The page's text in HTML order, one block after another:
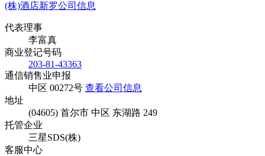
(株)酒店新罗公司信息
代表理事
李富真
商业登记号码
203-81-43363
通信销售业申报
中区 00272号 查看公司信息
地址
(04605) 首尔市 中区 东湖路 249
托管企业
三星SDS(株)
客服中心